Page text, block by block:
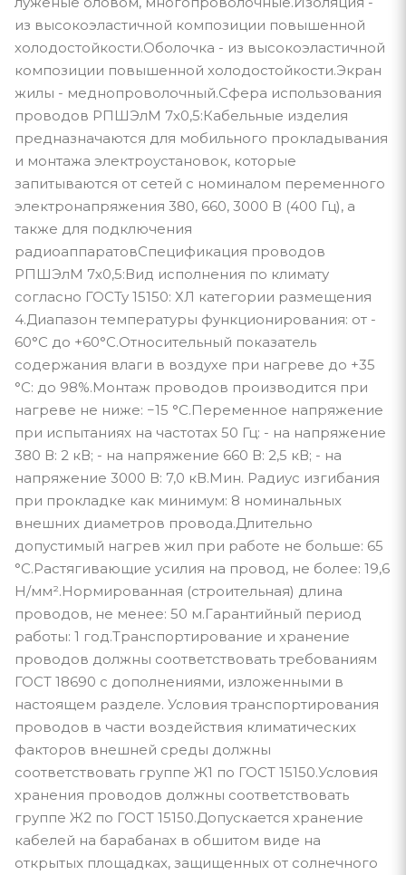
из высокоэластичной композиции повышенной
холодостойкости.Оболочка - из высокоэластичной
композиции повышенной холодостойкости.Экран
жилы - меднопроволочный.Сфера использования
проводов РПШЭлМ 7х0,5:Кабельные изделия
предназначаются для мобильного прокладывания
и монтажа электроустановок, которые
запитываются от сетей с номиналом переменного
электронапряжения 380, 660, 3000 В (400 Гц), а
также для подключения
радиоаппаратовСпецификация проводов
РПШЭлМ 7х0,5:Вид исполнения по климату
согласно ГОСТу 15150: ХЛ категории размещения
4.Диапазон температуры функционирования: от -
60°С до +60°С.Относительный показатель
содержания влаги в воздухе при нагреве до +35
°С: до 98%.Монтаж проводов производится при
нагреве не ниже: −15 °С.Переменное напряжение
при испытаниях на частотах 50 Гц: - на напряжение
380 В: 2 кВ; - на напряжение 660 В: 2,5 кВ; - на
напряжение 3000 В: 7,0 кВ.Мин. Радиус изгибания
при прокладке как минимум: 8 номинальных
внешних диаметров провода.Длительно
допустимый нагрев жил при работе не больше: 65
°С.Растягивающие усилия на провод, не более: 19,6
Н/мм².Нормированная (строительная) длина
проводов, не менее: 50 м.Гарантийный период
работы: 1 год.Транспортирование и хранение
проводов должны соответствовать требованиям
ГОСТ 18690 с дополнениями, изложенными в
настоящем разделе. Условия транспортирования
проводов в части воздействия климатических
факторов внешней среды должны
соответствовать группе Ж1 по ГОСТ 15150.Условия
хранения проводов должны соответствовать
группе Ж2 по ГОСТ 15150.Допускается хранение
кабелей на барабанах в обшитом виде на
открытых площадках, защищенных от солнечного